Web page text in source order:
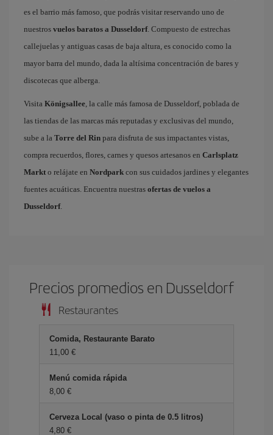
es el barrio más famoso, que podrás visitar reservando uno de
nuestros vuelos baratos a Dusseldorf. Compuesto de estrechas
callejuelas y antiguas casas de baja altura, es conocido como la
mayor barra del mundo, dada la altísima concentración de bares y
discotecas que alberga.
Visita Königsallee, la calle más famosa de Dusseldorf, poblada de
las tiendas de las marcas más reputadas y exclusivas del mundo,
sube a la Torre del Rin para disfruta de sus impactantes vistas,
compra recuerdos, flores, carnes y quesos artesanos en Carlsplatz
Markt o relájate en Nordpark con sus cuidados jardines y elegantes
fuentes acuáticas. Encuentra nuestras ofertas de vuelos a
Dusseldorf.
Precios promedios en Dusseldorf
Restaurantes
Comida, Restaurante Barato
11,00 €
Menú comida rápida
8,00 €
Cerveza Local (vaso o pinta de 0.5 litros)
4,80 €